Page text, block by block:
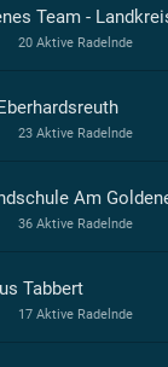
20 Aktive Radelnde
23 Aktive Radelnde
36 Aktive Radelnde
Tabbert
17 Aktive Radelnde